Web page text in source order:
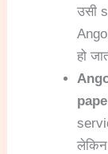
उसी
हो